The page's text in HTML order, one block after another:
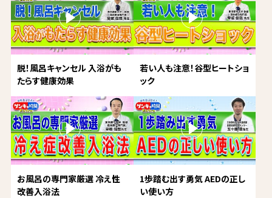
脱！風呂キャンセル 入浴がも
たらす健康効果
若い人も注意！谷型ヒートショ
ック
お風呂の専門家厳選 冷え性
改善入浴法
1歩踏む出す勇気 AEDの正し
い使い方